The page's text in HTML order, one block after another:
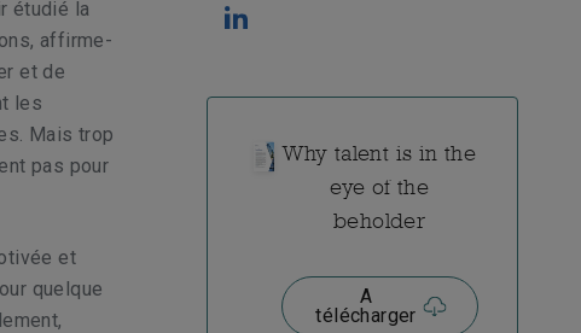
étudié la
affirme-
et de
les
Mais trop
pas pour
et
quelque
Why talent is in the
eye of the
beholder
A
télécharger